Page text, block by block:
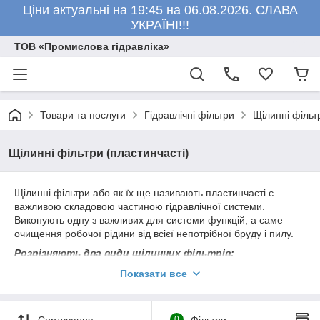
Ціни актуальні на 19:45 на 06.08.2026. СЛАВА
УКРАЇНІ!!!
ТОВ «Промислова гідравліка»
Товари та послуги Гідравлічні фільтри Щілинні
Щілинні фільтри (пластинчасті)
Щілинні фільтри або як їх ще називають пластинчасті є
важливою складовою частиною гідравлічної системи.
Виконують одну з важливих для системи функцій, а саме
очищення робочої рідини від всієї непотрібної бруду і пилу.
Розрізняють два види щілинних фільтрів:
Фільтри з різьбовим прикріпленням (63-125-1, 40-80-
Вставні фільтри (63-125-2, 40-80-2, 25-125-2, 25-80-
Показати все